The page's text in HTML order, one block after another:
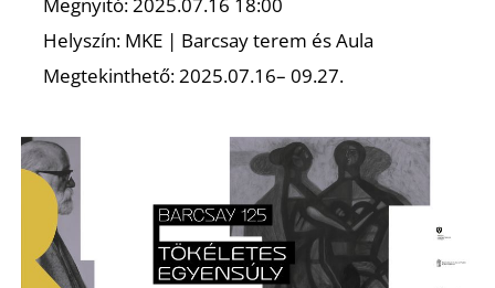
Helyszín: MKE | Barcsay terem és Aula
Megtekinthető: 2025.07.16– 09.27.